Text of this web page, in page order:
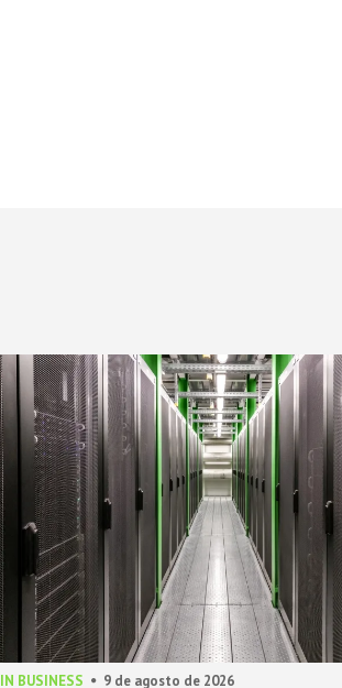
IN BUSINESS 9 de agosto de 2026